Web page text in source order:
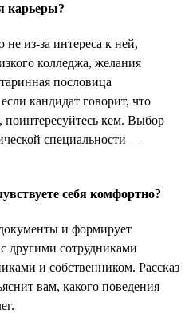
карьеры?
из-за интереса к ней,
колледжа, желания
пословица
кандидат говорит, что
кем. Выбор
специальности —
себя комфортно?
и формирует
другими сотрудниками
и собственником. Рассказ
вам, какого поведения